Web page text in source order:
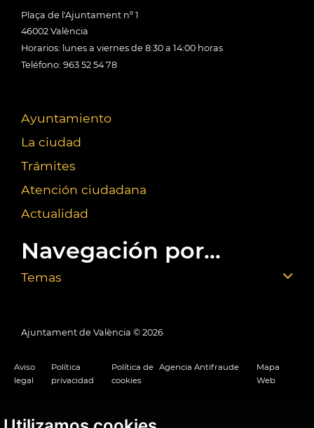
Plaça de l'Ajuntament nº 1
46002 València
Horarios: lunes a viernes de 8:30 a 14:00 horas
Teléfono: 963 52 54 78
Ayuntamiento
La ciudad
Trámites
Atención ciudadana
Actualidad
Navegación por...
Temas
Ajuntament de València © 2026
Aviso
legal
Política
privacidad
Política de
cookies
Agencia Antifraude
Mapa
Web